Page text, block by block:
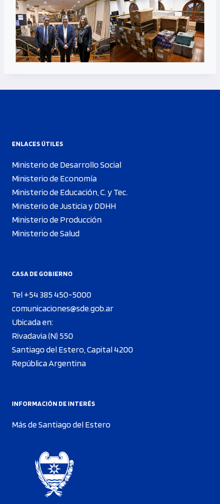
ENLACES ÚTILES
Ministerio de Desarrollo Social
Ministerio de Economía
Ministerio de Educación, C. y Tec.
Ministerio de Justicia y DDHH
Ministerio de Producción
Ministerio de Salud
CASA DE GOBIERNO
Tel +54 385 450-5000
comunicaciones@sde.gob.ar
Ubicada en:
Rivadavia (N) 550
Santiago del Estero, Capital 4200
República Argentina
INFORMACIÓN DE INTERÉS
Más de Santiago del Estero